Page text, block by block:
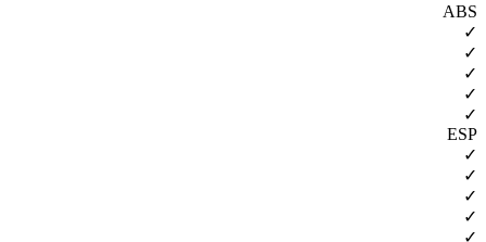
ABS
✓
✓
✓
✓
✓
ESP
✓
✓
✓
✓
✓